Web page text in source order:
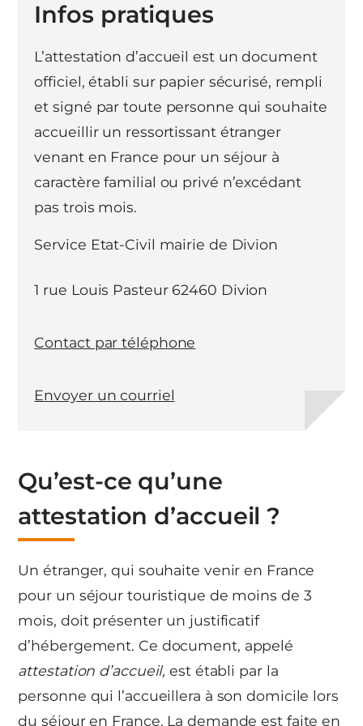
Qu’est-ce qu’une
attestation d’accueil ?
Un étranger, qui souhaite venir en France
pour un séjour touristique de moins de 3
mois, doit présenter un justificatif
d’hébergement. Ce document, appelé
attestation d’accueil, est établi par la
personne qui l’accueillera à son domicile lors
du séjour en France. La demande est faite en
Infos pratiques
L’attestation d’accueil est un document
officiel, établi sur papier sécurisé, rempli
et signé par toute personne qui souhaite
accueillir un ressortissant étranger
venant en France pour un séjour à
caractère familial ou privé n’excédant
pas trois mois.
Service Etat-Civil mairie de Divion
1 rue Louis Pasteur 62460 Divion
Contact par téléphone
Envoyer un courriel